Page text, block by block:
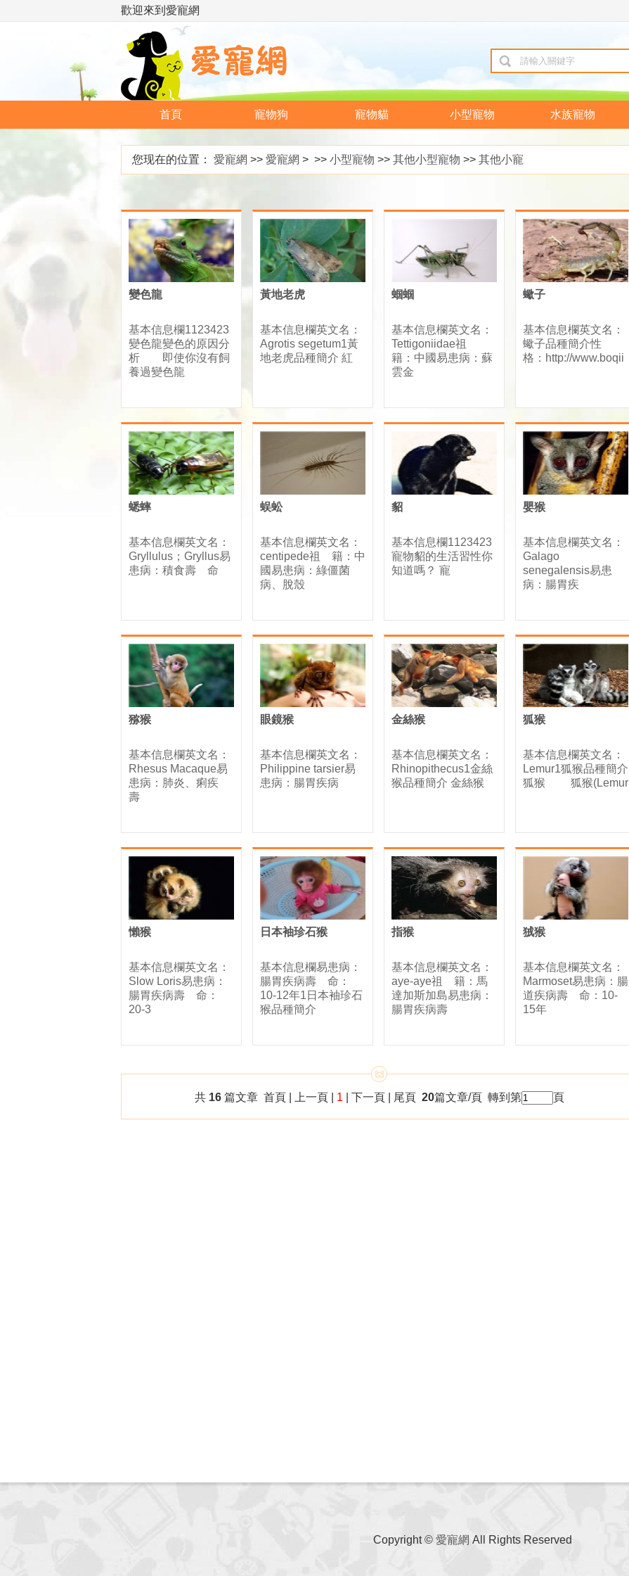
歡迎來到愛寵網
首頁 寵物狗 寵物貓 小型寵物 水族寵物
您现在的位置： 愛寵網 >> 愛寵網 > >> 小型寵物 >> 其他小型寵物 >> 其他小寵
變色龍
基本信息欄1123423
變色龍變色的原因分
析 即使你沒有飼
養過變色龍
黃地老虎
基本信息欄英文名：
Agrotis segetum1黃
地老虎品種簡介 紅
蝈蝈
基本信息欄英文名：
Tettigoniidae祖
籍：中國易患病：蘇
雲金
蠍子
基本信息欄英文名：
蠍子品種簡介性
格：http://www.boqii
蟋蟀
基本信息欄英文名：
Gryllulus；Gryllus易
患病：積食壽 命
蜈蚣
基本信息欄英文名：
centipede祖 籍：中
國易患病：綠僵菌
病、脫殼
貂
基本信息欄1123423
寵物貂的生活習性你
知道嗎？ 寵
嬰猴
基本信息欄英文名：
Galago
senegalensis易患
病：腸胃疾
猕猴
基本信息欄英文名：
Rhesus Macaque易
患病：肺炎、痢疾
壽
眼鏡猴
基本信息欄英文名：
Philippine tarsier易
患病：腸胃疾病
金絲猴
基本信息欄英文名：
Rhinopithecus1金絲
猴品種簡介 金絲猴
狐猴
基本信息欄英文名：
Lemur1狐猴品種簡介
狐猴 狐猴(Lemur
懶猴
基本信息欄英文名：
Slow Loris易患病：
腸胃疾病壽 命：
20-3
日本袖珍石猴
基本信息欄易患病：
腸胃疾病壽 命：
10-12年1日本袖珍石
猴品種簡介
指猴
基本信息欄英文名：
aye-aye祖 籍：馬
達加斯加島易患病：
腸胃疾病壽
狨猴
基本信息欄英文名：
Marmoset易患病：腸
道疾病壽 命：10-
15年
共 16篇文章 首頁 | 上一頁 | 1 | 下一頁 | 尾頁 20篇文章/頁 轉到第 頁
Copyright © 愛寵網 All Rights Reserved